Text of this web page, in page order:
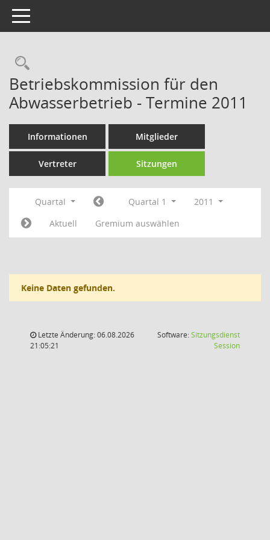
Toggle navigation
Rechercheauswahl
Betriebskommission für den
Abwasserbetrieb - Termine 2011
Informationen Mitglieder
Vertreter Sitzungen
Quartal Quartal 1
2011
Aktuell
Gremium auswählen
Keine Daten gefunden.
Letzte Änderung: 06.08.2026
21:05:21
Software:Sitzungsdienst
Session(Wird in